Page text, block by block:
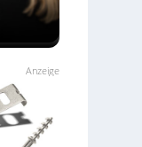
Anzeige